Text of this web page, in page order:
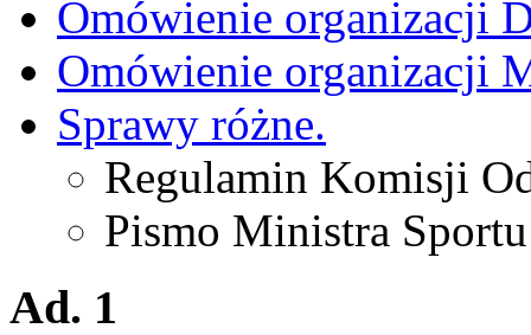
Omówienie organizacji
Omówienie organizacji
Sprawy różne.
Regulamin Komisji
Pismo Ministra Sportu
Ad. 1